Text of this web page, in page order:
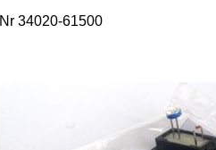
Nr 34020-61500